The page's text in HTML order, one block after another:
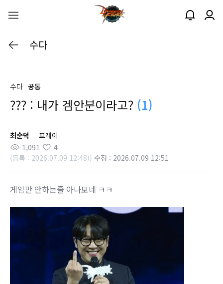
수다
수다 공통
??? : 내가 겜안분이라고? (1)
최순덕
프레이
1,091
4
(등록 : 2026.07.09 12:48)) 수정 : 2026.07.09 12:51
게임만 안하는줄 아나보네 ㅋㅋ